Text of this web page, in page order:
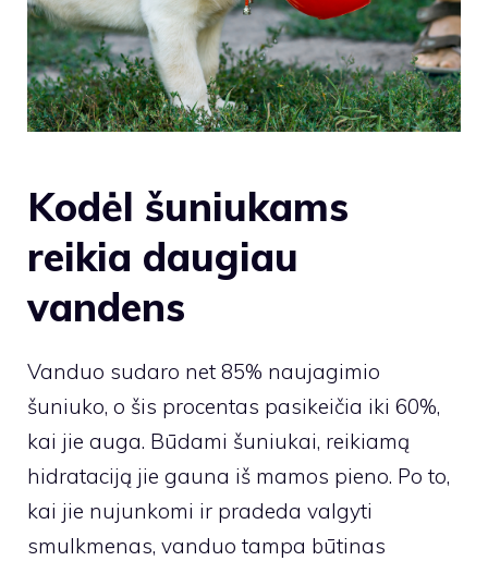
Kodėl šuniukams
reikia daugiau
vandens
Vanduo sudaro net 85% naujagimio
šuniuko, o šis procentas pasikeičia iki 60%,
kai jie auga. Būdami šuniukai, reikiamą
hidrataciją jie gauna iš mamos pieno. Po to,
kai jie nujunkomi ir pradeda valgyti
smulkmenas, vanduo tampa būtinas